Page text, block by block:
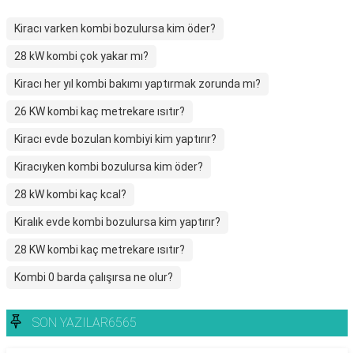
Kiracı varken kombi bozulursa kim öder?
28 kW kombi çok yakar mı?
Kiracı her yıl kombi bakımı yaptırmak zorunda mı?
26 KW kombi kaç metrekare ısıtır?
Kiracı evde bozulan kombiyi kim yaptırır?
Kiracıyken kombi bozulursa kim öder?
28 kW kombi kaç kcal?
Kiralık evde kombi bozulursa kim yaptırır?
28 KW kombi kaç metrekare ısıtır?
Kombi 0 barda çalışırsa ne olur?
SON YAZILAR6565